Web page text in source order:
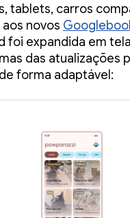
tablets, carros
aos novos
foi expandida em
das atualizações
forma adaptável: